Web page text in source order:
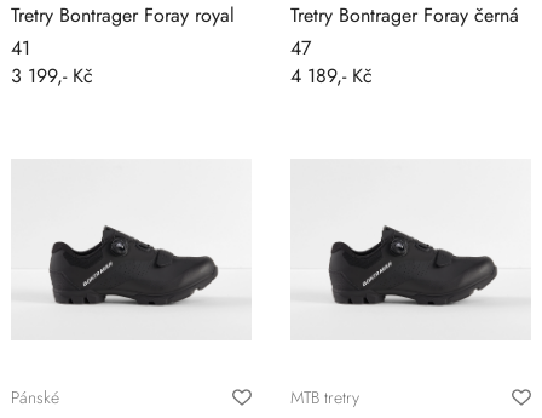
Tretry Bontrager Foray royal
41
3 199,- Kč
Tretry Bontrager Foray černá
47
4 189,- Kč
Pánské MTB tretry